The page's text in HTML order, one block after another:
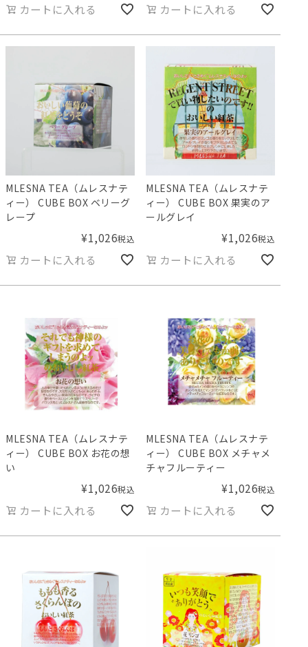
カートに入れる カートに入れる
MLESNA TEA（ムレスナテ
ィー） CUBE BOX ベリーグ
レープ
¥1,026税込
カートに入れる
MLESNA TEA（ムレスナテ
ィー） CUBE BOX 果実のア
ールグレイ
¥1,026税込
カートに入れる
MLESNA TEA（ムレスナテ
ィー） CUBE BOX お花の想
い
¥1,026税込
カートに入れる
MLESNA TEA（ムレスナテ
ィー） CUBE BOX メチャメ
チャフルーティー
¥1,026税込
カートに入れる